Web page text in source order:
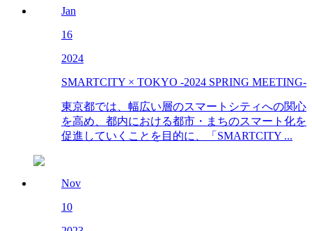
Jan
16
2024
SMARTCITY × TOKYO -2024 SPRING MEETING-
東京都では、幅広い層のスマートシティへの関心
を高め、都内における都市・まちのスマート化を
促進していくことを目的に、「SMARTCITY ...
Nov
10